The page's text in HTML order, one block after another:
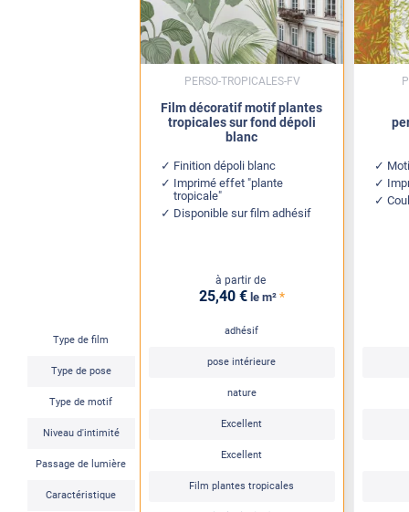
Type de film
Type de pose
Type de motif
Niveau d'intimité
Passage de lumière
Caractéristique
Film décoratif motif plantes
tropicales sur fond dépoli
blanc
Finition dépoli blanc
Imprimé effet "plante
tropicale"
Disponible sur film adhésif
à partir de
25,40 € le m² *
adhésif
pose intérieure
nature
Excellent
Excellent
Film plantes tropicales
PERSO-TROPICALES-FV